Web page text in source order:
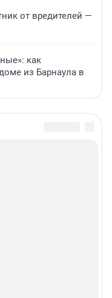
от вредителей —
как
из Барнаула в